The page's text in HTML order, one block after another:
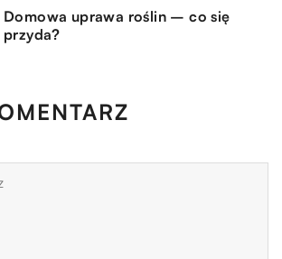
Domowa uprawa roślin – co się
przyda?